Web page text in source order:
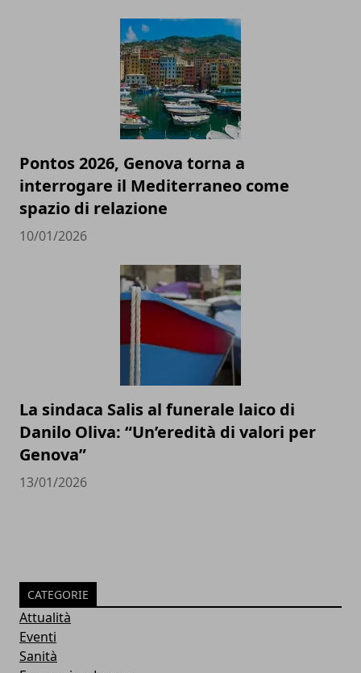
Pontos 2026, Genova torna a
interrogare il Mediterraneo come
spazio di relazione
10/01/2026
La sindaca Salis al funerale laico di
Danilo Oliva: “Un’eredità di valori per
Genova”
13/01/2026
CATEGORIE
Attualità
Eventi
Sanità